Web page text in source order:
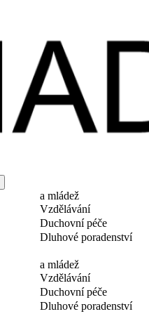
a mládež
Vzdělávání
Duchovní péče
Dluhové poradenství
a mládež
Vzdělávání
Duchovní péče
Dluhové poradenství